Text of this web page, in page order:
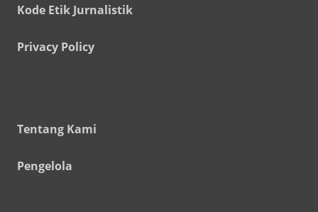
Kode Etik Jurnalistik
Privacy Policy
Tentang Kami
Pengelola